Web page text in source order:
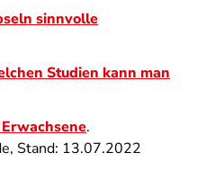
sinnvolle
Studien kann man
.
Stand: 13.07.2022